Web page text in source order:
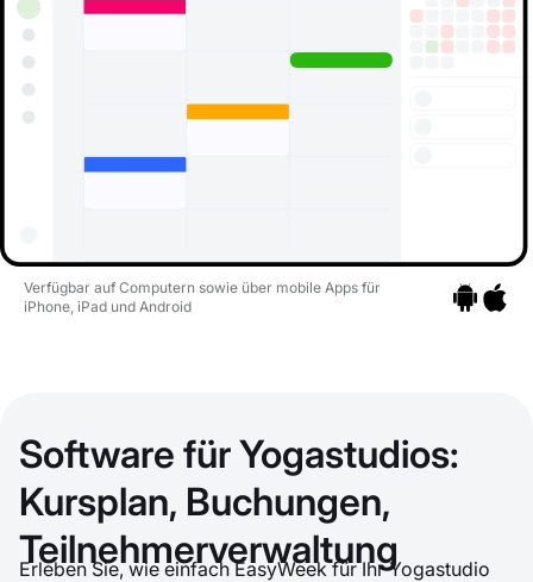
Verfügbar auf Computern sowie über mobile Apps für
iPhone, iPad und Android
Software für Yogastudios:
Kursplan, Buchungen,
Teilnehmerverwaltung
Erleben Sie, wie einfach EasyWeek für Ihr Yogastudio